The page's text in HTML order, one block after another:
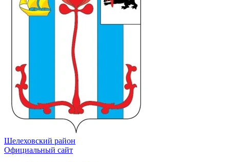
Шелеховский район
Официальный сайт